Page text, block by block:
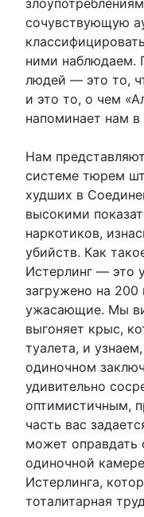
сочувствующую
ними наблюдаем.
людей — это то,
и это то, о чем
напоминает нам
Нам
системе тюрем
худших в
высокими
наркотиков,
убийств. Как
Истерлинг — это
загружено на 200
ужасающие. Мы
выгоняет крыс,
туалета, и
одиночном
удивительно
оптимистичным,
часть вас
может оправдать
одиночной
Истерлинга,
тоталитарная